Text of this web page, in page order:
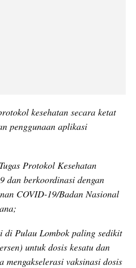
kesehatan secara ketat
penggunaan aplikasi
Protokol Kesehatan
dan berkoordinasi dengan
COVID-19/Badan Nasional
di Pulau Lombok paling sedikit
untuk dosis kesatu dan
mengakselerasi vaksinasi dosis